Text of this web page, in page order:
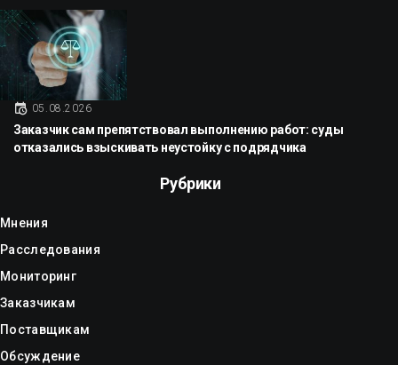
05.08.2026
Заказчик сам препятствовал выполнению работ: суды
отказались взыскивать неустойку с подрядчика
Рубрики
Мнения
Расследования
Мониторинг
Заказчикам
Поставщикам
Обсуждение